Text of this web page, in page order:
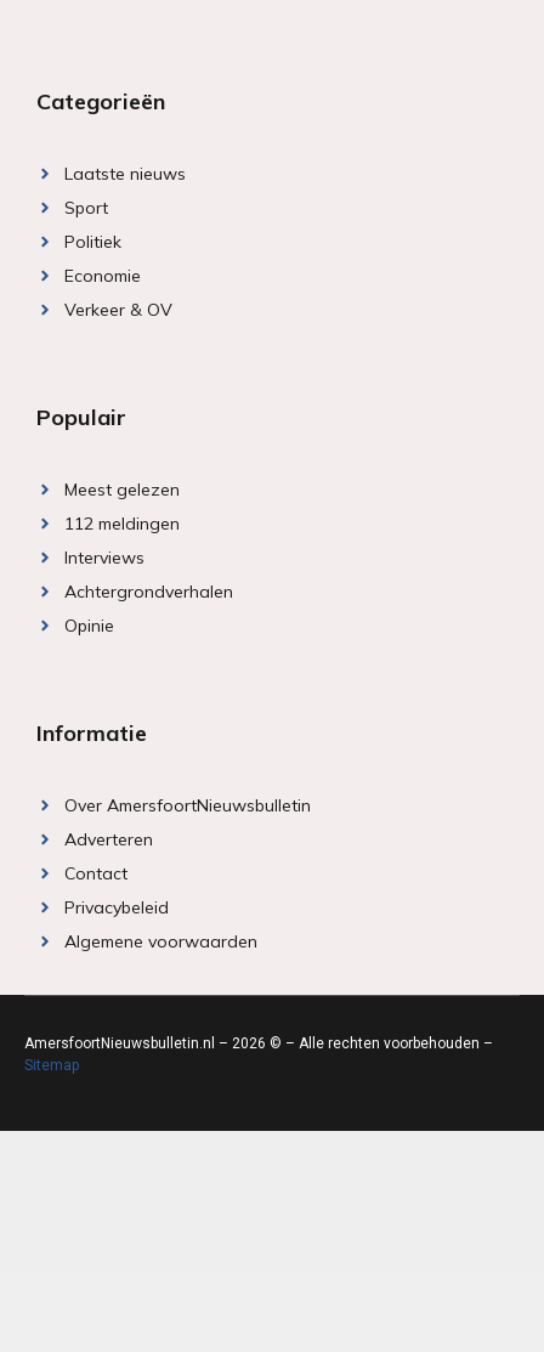
Categorieën
Laatste nieuws
Sport
Politiek
Economie
Verkeer & OV
Populair
Meest gelezen
112 meldingen
Interviews
Achtergrondverhalen
Opinie
Informatie
Over AmersfoortNieuwsbulletin
Adverteren
Contact
Privacybeleid
Algemene voorwaarden
AmersfoortNieuwsbulletin.nl – 2026 © – Alle rechten voorbehouden –
Sitemap